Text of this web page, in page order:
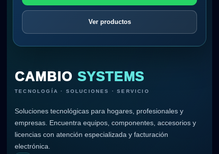
Ver productos
CAMBIO SYSTEMS
TECNOLOGÍA · SOLUCIONES · SERVICIO
Soluciones tecnológicas para hogares, profesionales y
empresas. Encuentra equipos, componentes, accesorios y
licencias con atención especializada y facturación
electrónica.